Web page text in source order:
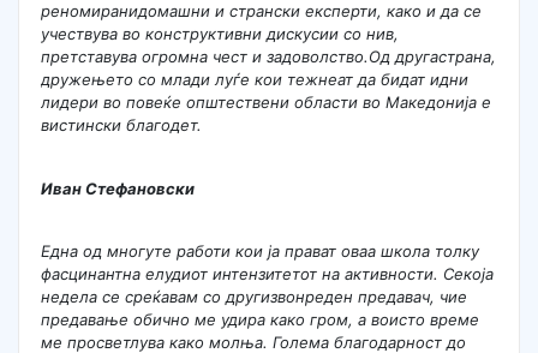
реномиранидомашни и странски експерти, како и да се
учествува во конструктивни дискусии со нив,
претставува огромна чест и задоволство.Од другастрана,
дружењето со млади луѓе кои тежнеат да бидат идни
лидери во повеќе општествени области во Македонија е
вистински благодет.
Иван Стефановски
Една од многуте работи кои ја прават оваа школа толку
фасцинантна елудиот интензитетот на активности. Секоја
недела се среќавам со другизвонреден предавач, чие
предавање обично ме удира како гром, а воисто време
ме просветлува како молња. Голема благодарност до